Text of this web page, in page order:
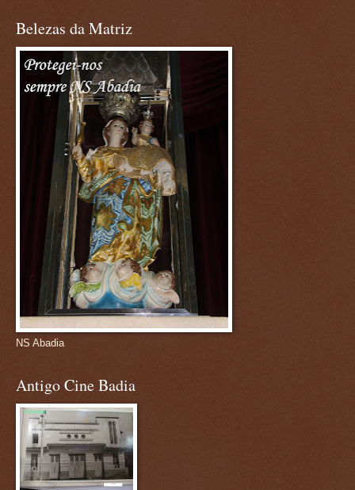
Belezas da Matriz
NS Abadia
Antigo Cine Badia